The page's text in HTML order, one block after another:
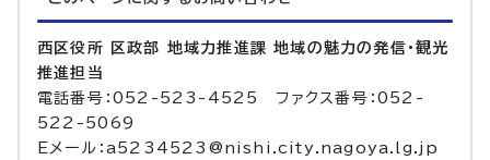
西区役所 区政部 地域力推進課 地域の魅力の発信・観光
推進担当
電話番号：052-523-4525 ファクス番号：052-
522-5069
Eメール：a5234523@nishi.city.nagoya.lg.jp